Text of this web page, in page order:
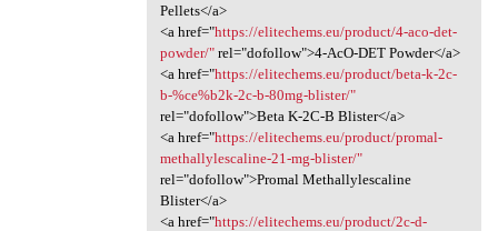
Pellets</a>
<a href="https://elitechems.eu/product/4-aco-det-
powder/"rel="dofollow">4-AcO-DET Powder</a>
<a href="https://elitechems.eu/product/beta-k-2c-
b-%ce%b2k-2c-b-80mg-blister/"
rel="dofollow">Beta K-2C-B Blister</a>
<a href="https://elitechems.eu/product/promal-
methallylescaline-21-mg-blister/"
rel="dofollow">Promal Methallylescaline
Blister</a>
<a href="https://elitechems.eu/product/2c-d-